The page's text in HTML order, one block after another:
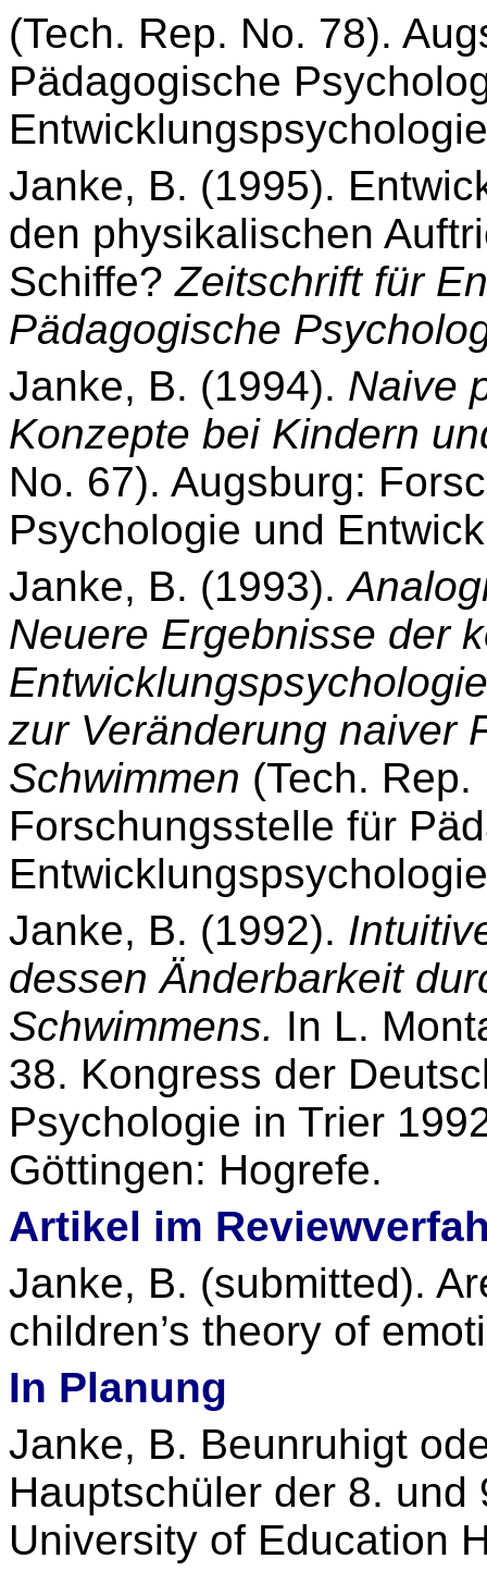
(Tech. Rep. No. 78).
Pädagogische
Janke, B. (1995).
den physikalischen
Schiffe?Zeitschrift für
Pädagogische
Janke, B. (1994). Naive
Konzepte bei Kindern
No. 67). Augsburg:
Psychologie und
Janke, B. (1993).
Neuere Ergebnisse der
zur Veränderung naiver
Schwimmen (Tech.
Forschungsstelle für
Janke, B. (1992).
dessen Änderbarkeit
Schwimmens. In L.
38. Kongress der
Psychologie in Trier
Göttingen: Hogrefe.
Artikel im
Janke, B. (submitted).
children’s theory of
In Planung
Janke, B. Beunruhigt
Hauptschüler der 8.
University of Education